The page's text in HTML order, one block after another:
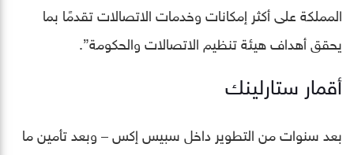
المملكة على أكثر إمكانات وخدمات الاتصالات تقدمًا بما
يحقق أهداف هيئة تنظيم الاتصالات والحكومة”.
أقمار ستارلينك
بعد سنوات من التطوير داخل سبيس إكس – وبعد تأمين ما